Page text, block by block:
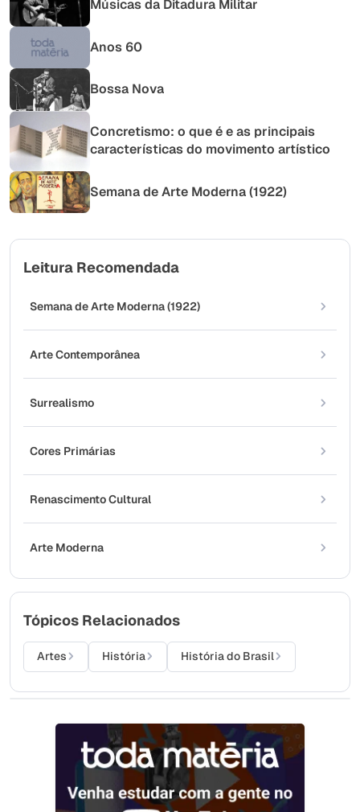
Músicas da Ditadura Militar
Anos 60
Bossa Nova
Concretismo: o que é e as principais
características do movimento artístico
Semana de Arte Moderna (1922)
Leitura Recomendada
Semana de Arte Moderna (1922)
Arte Contemporânea
Surrealismo
Cores Primárias
Renascimento Cultural
Arte Moderna
Tópicos Relacionados
Artes História História do Brasil